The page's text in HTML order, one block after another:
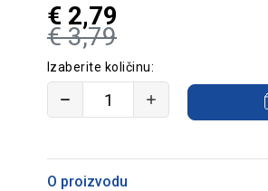
€ 3,79
€ 2,79
Izaberite količinu:
O proizvodu